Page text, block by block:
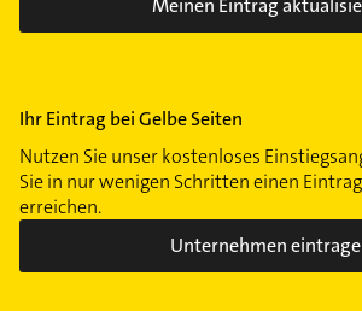
Meinen Eintrag
Ihr Eintrag bei Gelbe Seiten
Nutzen Sie unser kostenloses
Sie in nur wenigen Schritten einen
erreichen.
Unternehmen